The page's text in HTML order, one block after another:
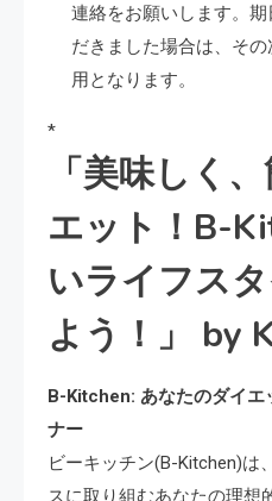
連絡をお願いします。
だきました場合は、そ
用となります。
*
「美味しく
エット！B-
いライフス
よう！」 by
B-Kitchen: あなたのダイエ
ナー
ビーキッチン(B-Kitchen)は
スに取り組むあなたの理想